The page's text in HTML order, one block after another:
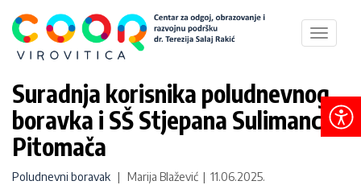
Toggle
Suradnja korisnika poludnevnog
boravka i SŠ Stjepana Sulimanca
Pitomača
Poludnevni boravak | Marija Blažević | 11.06.2025.